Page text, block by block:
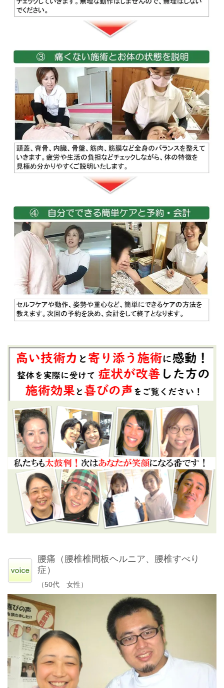
腰痛（腰椎椎間板ヘルニア、腰椎すべり
症）
（50代 女性）